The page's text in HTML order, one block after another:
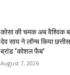
कोसा की चमक अब वैश्विक
देव साय ने लॉन्च किया
ब्रांड ‘कोशल फैब’
August 7, 2026